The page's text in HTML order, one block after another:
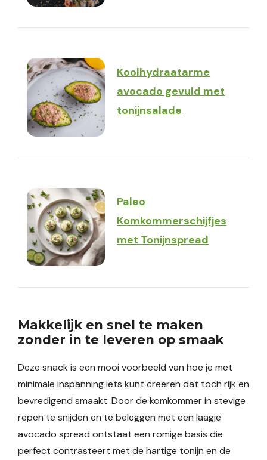
Koolhydraatarme
avocado gevuld met
tonijnsalade
Paleo
Komkommerschijfjes
met Tonijnspread
Makkelijk en snel te maken
zonder in te leveren op smaak
Deze snack is een mooi voorbeeld van hoe je met
minimale inspanning iets kunt creëren dat toch rijk en
bevredigend smaakt. Door de komkommer in stevige
repen te snijden en te beleggen met een laagje
avocado spread ontstaat een romige basis die
perfect contrasteert met de hartige tonijn en de